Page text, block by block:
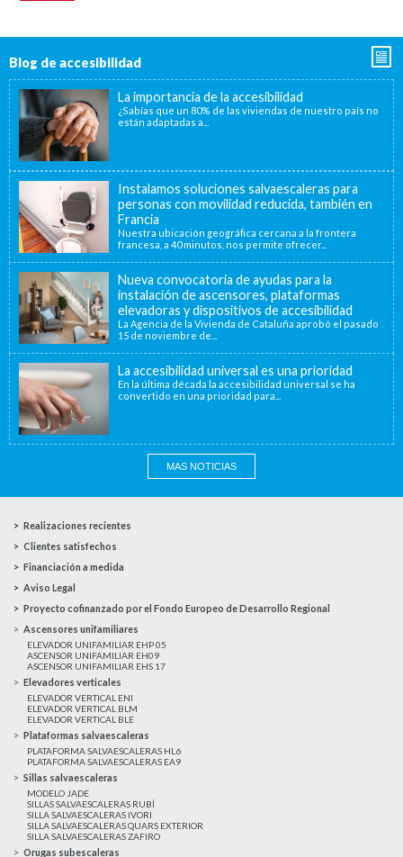
Blog de accesibilidad
La importancia de la accesibilidad
¿Sabías que un 80% de las viviendas de nuestro país no
están adaptadas a...
Instalamos soluciones salvaescaleras para
personas con movilidad reducida, también en
Francia
Nuestra ubicación geográfica cercana a la frontera
francesa, a 40 minutos, nos permite ofrecer...
Nueva convocatoria de ayudas para la
instalación de ascensores, plataformas
elevadoras y dispositivos de accesibilidad
La Agencia de la Vivienda de Cataluña aprobó el pasado
15 de noviembre de...
La accesibilidad universal es una prioridad
En la última década la accesibilidad universal se ha
convertido en una prioridad para...
MAS NOTICIAS
Realizaciones recientes
Clientes satisfechos
Financiación a medida
Aviso Legal
Proyecto cofinanzado por el Fondo Europeo de Desarrollo Regional
Ascensores unifamiliares
ELEVADOR UNIFAMILIAR EHP 05
ASCENSOR UNIFAMILIAR EH09
ASCENSOR UNIFAMILIAR EHS 17
Elevadores verticales
ELEVADOR VERTICAL ENI
ELEVADOR VERTICAL BLM
ELEVADOR VERTICAL BLE
Plataformas salvaescaleras
PLATAFORMA SALVAESCALERAS HL6
PLATAFORMA SALVAESCALERAS EA9
Sillas salvaescaleras
MODELO JADE
SILLAS SALVAESCALERAS RUBÍ
SILLA SALVAESCALERAS IVORI
SILLA SALVAESCALERAS QUARS EXTERIOR
SILLA SALVAESCALERAS ZAFIRO
Orugas subescaleras